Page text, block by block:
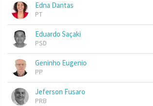
Edna Dantas
PT
Eduardo Saçaki
PSD
Geninho Eugenio
PP
Jeferson Fusaro
PRB